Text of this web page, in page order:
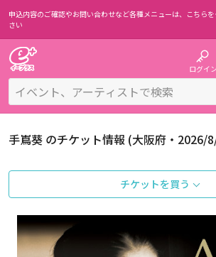
申込内容のご確認やお問い合わせなど各種メニューは、 こちら
さい
ログイン
手嶌葵 のチケット情報 (大阪府・2026/
チケットを買う